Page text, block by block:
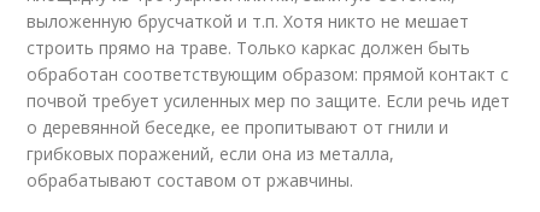
выложенную брусчаткой и т.п. Хотя никто не мешает
строить прямо на траве. Только каркас должен быть
обработан соответствующим образом: прямой контакт с
почвой требует усиленных мер по защите. Если речь идет
о деревянной беседке, ее пропитывают от гнили и
грибковых поражений, если она из металла,
обрабатывают составом от ржавчины.